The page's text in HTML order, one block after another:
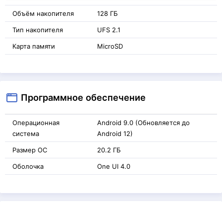
Объём накопителя 128 ГБ
Тип накопителя UFS 2.1
Карта памяти MicroSD
Программное обеспечение
Операционная
система
Android 9.0 (Обновляется до
Android 12)
Размер ОС 20.2 ГБ
Оболочка One UI 4.0